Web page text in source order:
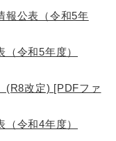
報公表（令和5年
令和5年度）
改定) [PDFファ
令和4年度）